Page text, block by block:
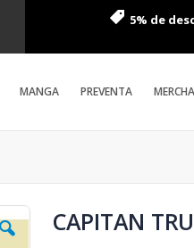
5% de
MANGA PREVENTA
CAPITAN